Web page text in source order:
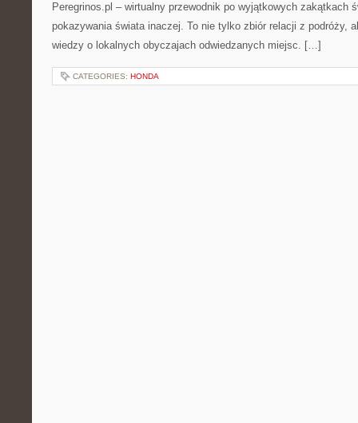
Peregrinos.pl – wirtualny przewodnik po wyjątkowych zakątkach
pokazywania świata inaczej. To nie tylko zbiór relacji z podróży,
wiedzy o lokalnych obyczajach odwiedzanych miejsc. […]
CATEGORIES: HONDA